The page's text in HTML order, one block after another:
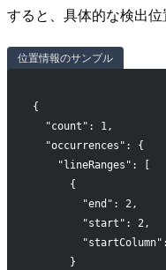
すると、具体的な検出位
位置情報のサンプル
{
  "count": 1,
  "occurrences": {
    "lineRanges": [
      {
        "end": 2,
        "start": 2,
      }